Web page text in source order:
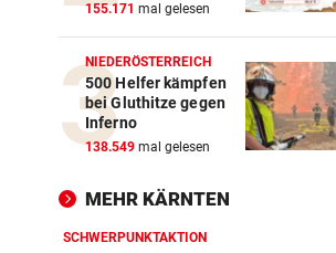
155.171 mal gelesen
NIEDERÖSTERREICH
500 Helfer kämpfen
bei Gluthitze gegen
Inferno
138.549 mal gelesen
MEHR KÄRNTEN
SCHWERPUNKTAKTION